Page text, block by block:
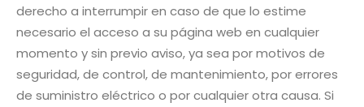
derecho a interrumpir en caso de que lo estime
necesario el acceso a su página web en cualquier
momento y sin previo aviso, ya sea por motivos de
seguridad, de control, de mantenimiento, por errores
de suministro eléctrico o por cualquier otra causa. Si